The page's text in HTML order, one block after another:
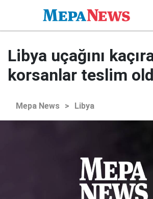
Libya uçağını
korsanlar teslim
Mepa News > Libya